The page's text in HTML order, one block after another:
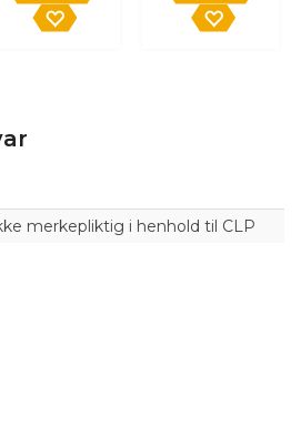
merkepliktig i henhold til CLP